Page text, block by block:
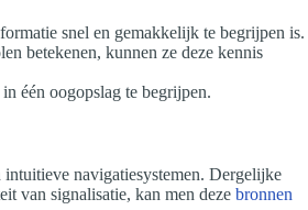
snel en gemakkelijk te begrijpen is.
betekenen, kunnen ze deze kennis
één oogopslag te begrijpen.
navigatiesystemen. Dergelijke
van signalisatie, kan men deze bronnen